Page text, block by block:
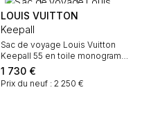
LOUIS VUITTON
Keepall
Sac de voyage Louis Vuitton
Keepall 55 en toile monogram
marron et cuir naturel
1 730 €
Prix du neuf : 2 250 €